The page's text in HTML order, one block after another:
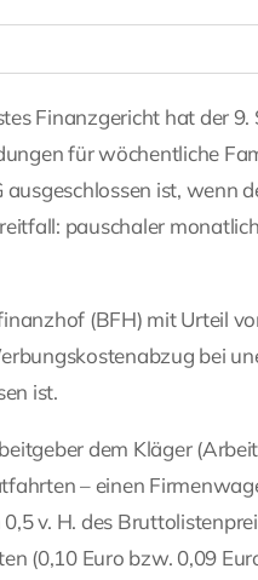
Finanzgericht hat der
für wöchentliche
ausgeschlossen ist,
pauschaler
(BFH) mit Urteil
bei
ist.
dem Kläger
– einen
v. H. des
(0,10 Euro bzw. 0,09